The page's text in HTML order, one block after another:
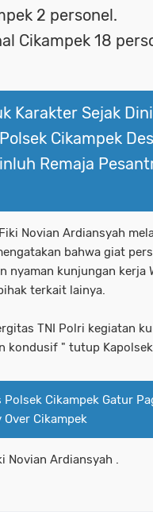
2 personel.
Cikampek 18
Karakter Sejak
Cikampek
Remaja
Novian Ardiansyah
bahwa giat
nyaman kunjungan kerja
terkait lainya.
TNI Polri kegiatan
kondusif " tutup Kapolsek
Cikampek Gatur
Over Cikampek
Novian Ardiansyah .